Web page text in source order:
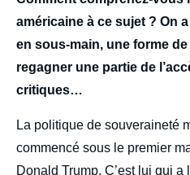
américaine à ce sujet ? On
en sous-main, une forme
regagner une partie de
critiques…
La politique de souveraineté
commencé sous le premier
Donald Trump. C’est lui qui